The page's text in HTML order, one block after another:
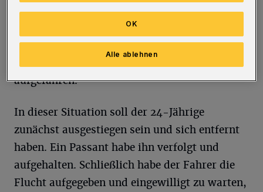
Sprecherin des Präsidiums auf Anfrage mit.
Den Zeugen zufolge hatte der Mann zunächst
den Motor seines Auto abgewürgt. Dann sei er
rückwärts auf einen anderen Wagen
aufgefahren.
In dieser Situation soll der 24-Jährige
zunächst ausgestiegen sein und sich entfernt
haben. Ein Passant habe ihn verfolgt und
aufgehalten. Schließlich habe der Fahrer die
Flucht aufgegeben und eingewilligt zu warten,
Alle ablehnen
OK